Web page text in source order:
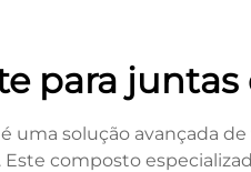
para
uma solução avançada
composto